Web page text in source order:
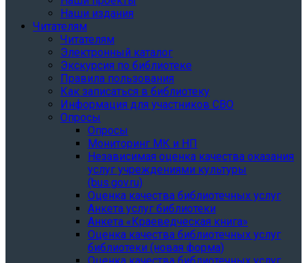
Наши издания
Читателям
Читателям
Электронный каталог
Экскурсия по библиотеке
Правила пользования
Как записаться в библиотеку
Информация для участников СВО
Опросы
Опросы
Мониторинг МК и НП
Независимая оценка качества оказания
услуг учреждениями культуры
(bus.gov.ru)
Оценка качества библиотечных услуг
Анкета услуг библиотеки
Анкета «Краеведческая книга»
Oценка качества библиотечных услуг
библиотеки (новая форма)